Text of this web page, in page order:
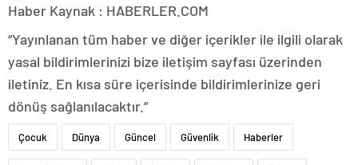
Haber Kaynak : HABERLER.COM
“Yayınlanan tüm haber ve diğer içerikler ile ilgili olarak
yasal bildirimlerinizi bize iletişim sayfası üzerinden
iletiniz. En kısa süre içerisinde bildirimlerinize geri
dönüş sağlanılacaktır.”
Çocuk Dünya Güncel Güvenlik Haberler